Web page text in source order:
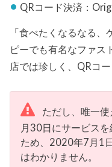
QRコード決済：
「食べたくなるなる
ピーでも有名なファス
店では珍しく、QRコ
ただし、唯一
月30日にサービス
ため、2020年7月1
はわかりません。